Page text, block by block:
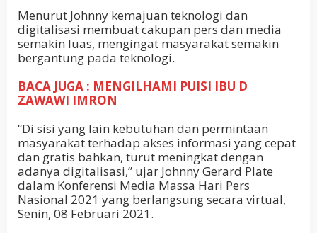
Menurut Johnny kemajuan teknologi dan
digitalisasi membuat cakupan pers dan media
semakin luas, mengingat masyarakat semakin
bergantung pada teknologi.
BACA JUGA : MENGILHAMI PUISI IBU D
ZAWAWI IMRON
“Di sisi yang lain kebutuhan dan permintaan
masyarakat terhadap akses informasi yang cepat
dan gratis bahkan, turut meningkat dengan
adanya digitalisasi,” ujar Johnny Gerard Plate
dalam Konferensi Media Massa Hari Pers
Nasional 2021 yang berlangsung secara virtual,
Senin, 08 Februari 2021.